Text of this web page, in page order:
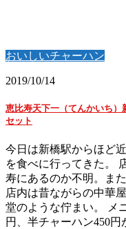
おいしいチャーハン
2019/10/14
恵比寿天下一（てんかいち
セット
今日は新橋駅からほど
を食べに行ってきた。
寿にあるのか不明。ま
店内は昔ながらの中華
堂のような佇まい。 メ
円、半チャーハン450